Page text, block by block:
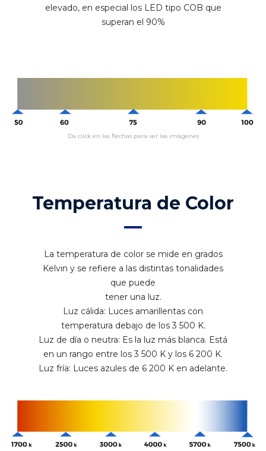
elevado, en especial los LED tipo COB que
superan el 90%
Da click en las flechas para ver las imágenes
Temperatura de Color
La temperatura de color se mide en grados
Kelvin y se refiere a las distintas tonalidades
que puede
tener una luz.
Luz cálida: Luces amarillentas con
temperatura debajo de los 3 500 K.
Luz de día o neutra: Es la luz más blanca. Está
en un rango entre los 3 500 K y los 6 200 K.
Luz fría: Luces azules de 6 200 K en adelante.